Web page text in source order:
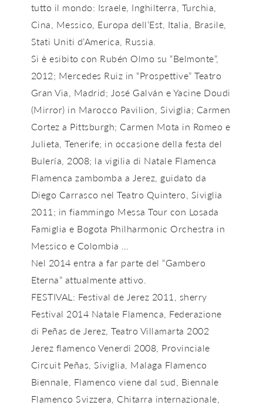
tutto il mondo: Israele, Inghilterra, Turchia,
Cina, Messico, Europa dell’Est, Italia, Brasile,
Stati Uniti d’America, Russia.
Si è esibito con Rubén Olmo su “Belmonte”,
2012; Mercedes Ruiz in “Prospettive” Teatro
Gran Via, Madrid; José Galván e Yacine Doudi
(Mirror) in Marocco Pavilion, Siviglia; Carmen
Cortez a Pittsburgh; Carmen Mota in Romeo e
Julieta, Tenerife; in occasione della festa del
Bulería, 2008; la vigilia di Natale Flamenca
Flamenca zambomba a Jerez, guidato da
Diego Carrasco nel Teatro Quintero, Siviglia
2011; in fiammingo Messa Tour con Losada
Famiglia e Bogota Philharmonic Orchestra in
Messico e Colombia …
Nel 2014 entra a far parte del “Gambero
Eterna” attualmente attivo.
FESTIVAL: Festival de Jerez 2011, sherry
Festival 2014 Natale Flamenca, Federazione
di Peñas de Jerez, Teatro Villamarta 2002
Jerez flamenco Venerdì 2008, Provinciale
Circuit Peñas, Siviglia, Malaga Flamenco
Biennale, Flamenco viene dal sud, Biennale
Flamenco Svizzera, Chitarra internazionale,